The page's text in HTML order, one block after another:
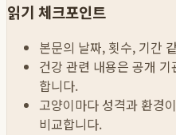
읽기 체크포인트
본문의 날짜, 횟수, 기간
건강 관련 내용은 공개
합니다.
고양이마다 성격과 환경
비교합니다.